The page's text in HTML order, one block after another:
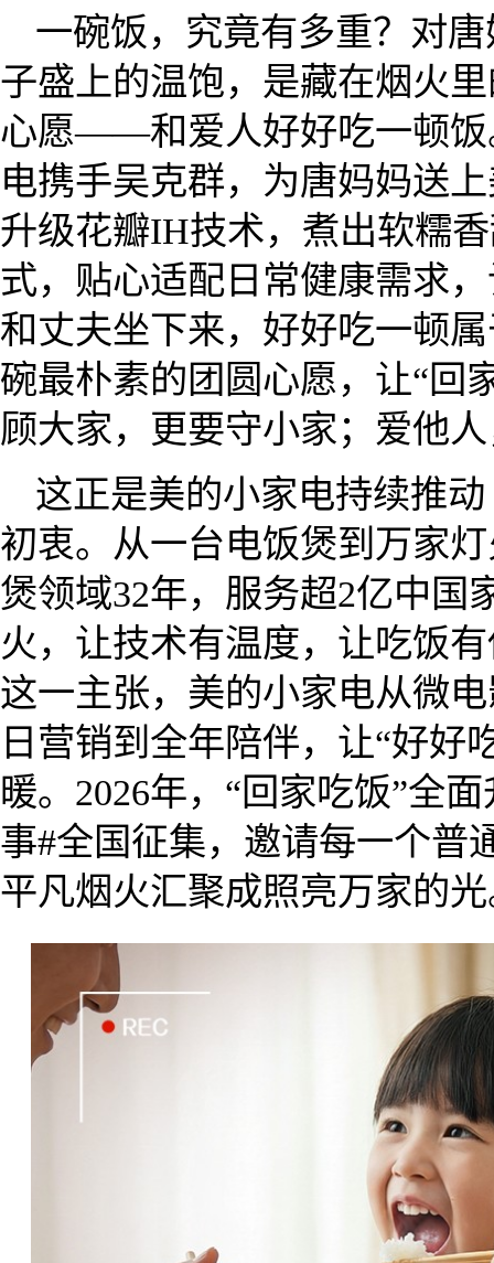
一碗饭，究竟有多重？对
子盛上的温饱，是藏在烟火
心愿——和爱人好好吃一顿饭
电携手吴克群，为唐妈妈送
升级花瓣IH技术，煮出软糯
式，贴心适配日常健康需求
和丈夫坐下来，好好吃一顿
碗最朴素的团圆心愿，让“回
顾大家，更要守小家；爱他
这正是美的小家电持续推
初衷。从一台电饭煲到万家
煲领域32年，服务超2亿中国
火，让技术有温度，让吃饭
这一主张，美的小家电从微
日营销到全年陪伴，让“好好
暖。2026年，“回家吃饭”全
事#全国征集，邀请每一个普
平凡烟火汇聚成照亮万家的